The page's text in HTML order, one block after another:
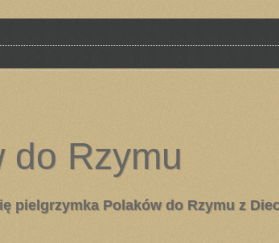
do Rzymu
pielgrzymka Polaków do Rzymu z